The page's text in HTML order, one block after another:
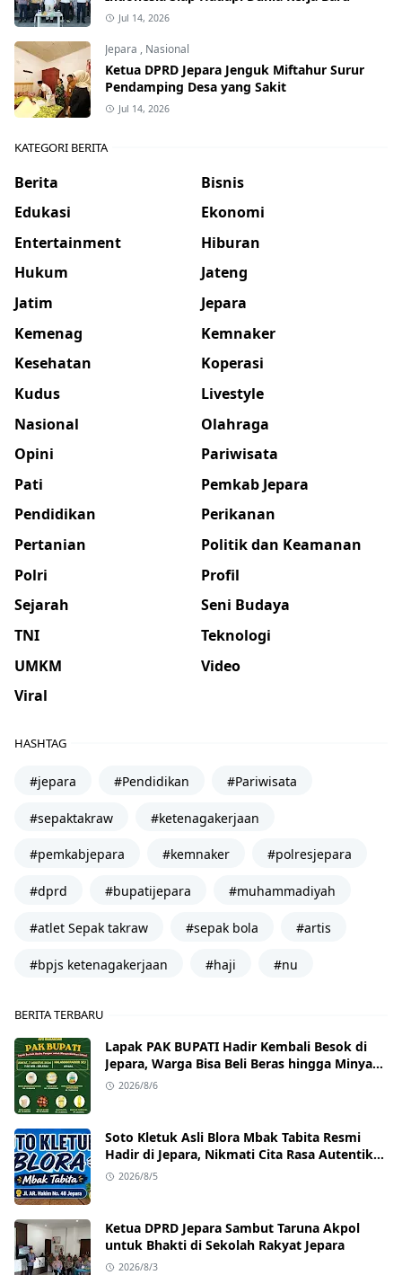
Jul 14, 2026
Jepara , Nasional
Ketua DPRD Jepara Jenguk Miftahur Surur
Pendamping Desa yang Sakit
Jul 14, 2026
KATEGORI BERITA
Berita
Bisnis
Edukasi
Ekonomi
Entertainment
Hiburan
Hukum
Jateng
Jatim
Jepara
Kemenag
Kemnaker
Kesehatan
Koperasi
Kudus
Livestyle
Nasional
Olahraga
Opini
Pariwisata
Pati
Pemkab Jepara
Pendidikan
Perikanan
Pertanian
Politik dan Keamanan
Polri
Profil
Sejarah
Seni Budaya
TNI
Teknologi
UMKM
Video
Viral
HASHTAG
#jepara #Pendidikan #Pariwisata
#sepaktakraw #ketenagakerjaan
#pemkabjepara #kemnaker #polresjepara
#dprd #bupatijepara #muhammadiyah
#atlet Sepak takraw #sepak bola #artis
#bpjs ketenagakerjaan #haji #nu
BERITA TERBARU
Lapak PAK BUPATI Hadir Kembali Besok di
Jepara, Warga Bisa Beli Beras hingga Minyak
Goreng dengan Harga Terjangkau
2026/8/6
Soto Kletuk Asli Blora Mbak Tabita Resmi
Hadir di Jepara, Nikmati Cita Rasa Autentik
Mulai Rp10 Ribu
2026/8/5
Ketua DPRD Jepara Sambut Taruna Akpol
untuk Bhakti di Sekolah Rakyat Jepara
2026/8/3